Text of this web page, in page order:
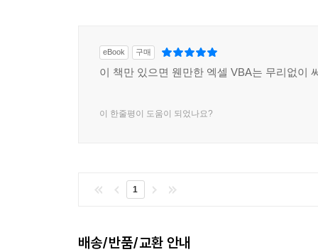
eBook 구매
이 책만 있으면 웬만한 엑셀 VBA는 무리없이
이 한줄평이 도움이 되었나요?
1
배송/반품/교환 안내